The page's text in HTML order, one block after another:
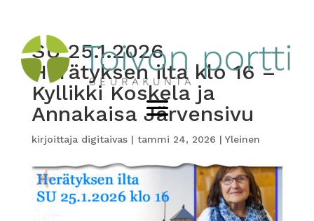
SU 25.1.2026
Herätyksen ilta klo 16 –
Kyllikki Koskela ja
Annakaisa Järvensivu
kirjoittaja digitaivas| tammi 24, 2026 | Yleinen